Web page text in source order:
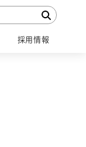
採用情報